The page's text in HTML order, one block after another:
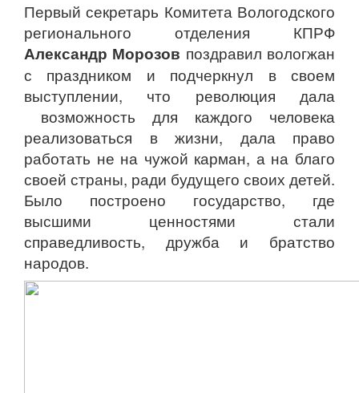
Первый секретарь Комитета Вологодского
регионального отделения КПРФ
Александр Морозов поздравил вологжан
с праздником и подчеркнул в своем
выступлении, что революция дала
возможность для каждого человека
реализоваться в жизни, дала право
работать не на чужой карман, а на благо
своей страны, ради будущего своих детей.
Было построено государство, где
высшими ценностями стали
справедливость, дружба и братство
народов.